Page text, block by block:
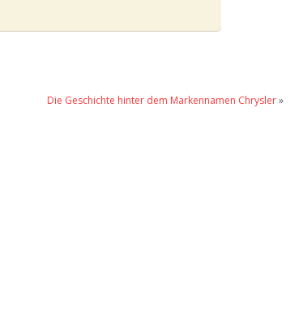
Die Geschichte hinter dem Markennamen Chrysler»